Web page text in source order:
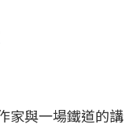
家與一場鐵道的講